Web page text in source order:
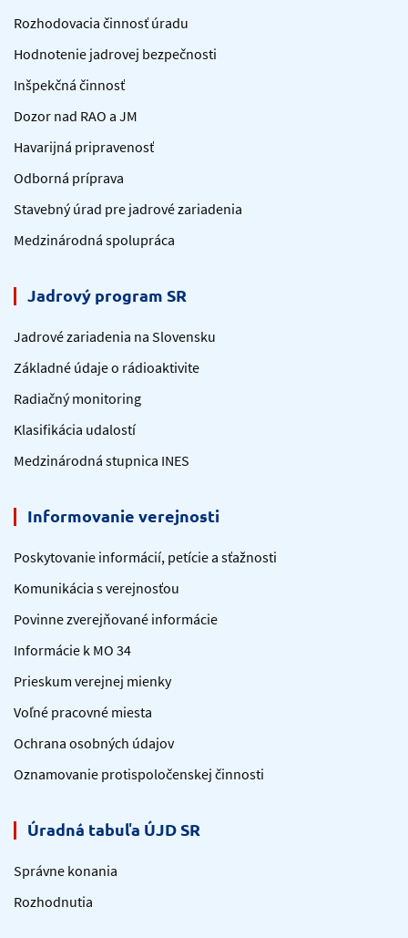
Rozhodovacia činnosť úradu
Hodnotenie jadrovej bezpečnosti
Inšpekčná činnosť
Dozor nad RAO a JM
Havarijná pripravenosť
Odborná príprava
Stavebný úrad pre jadrové zariadenia
Medzinárodná spolupráca
Jadrový program SR
Jadrové zariadenia na Slovensku
Základné údaje o rádioaktivite
Radiačný monitoring
Klasifikácia udalostí
Medzinárodná stupnica INES
Informovanie verejnosti
Poskytovanie informácií, petície a sťažnosti
Komunikácia s verejnosťou
Povinne zverejňované informácie
Informácie k MO 34
Prieskum verejnej mienky
Voľné pracovné miesta
Ochrana osobných údajov
Oznamovanie protispoločenskej činnosti
Úradná tabuľa ÚJD SR
Správne konania
Rozhodnutia